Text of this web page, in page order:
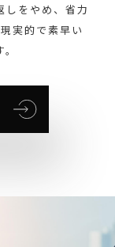
しをやめ、省力
実的で素早い